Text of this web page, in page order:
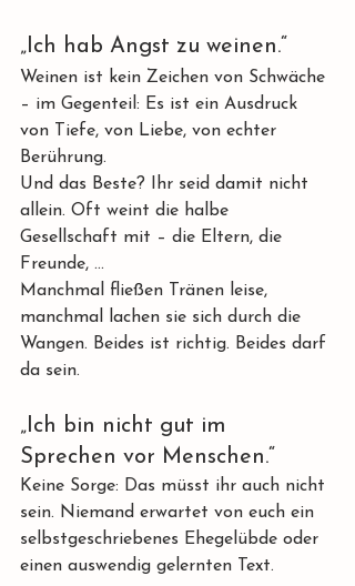
„Ich hab Angst zu weinen.“
Weinen ist kein Zeichen von Schwäche
– im Gegenteil: Es ist ein Ausdruck
von Tiefe, von Liebe, von echter
Berührung.
Und das Beste? Ihr seid damit nicht
allein. Oft weint die halbe
Gesellschaft mit – die Eltern, die
Freunde, ...
Manchmal fließen Tränen leise,
manchmal lachen sie sich durch die
Wangen. Beides ist richtig. Beides darf
da sein.
„Ich bin nicht gut im
Sprechen vor Menschen.“
Keine Sorge: Das müsst ihr auch nicht
sein. Niemand erwartet von euch ein
selbstgeschriebenes Ehegelübde oder
einen auswendig gelernten Text.